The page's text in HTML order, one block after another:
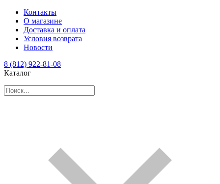
Контакты
О магазине
Доставка и оплата
Условия возврата
Новости
8 (812) 922-81-08
Каталог